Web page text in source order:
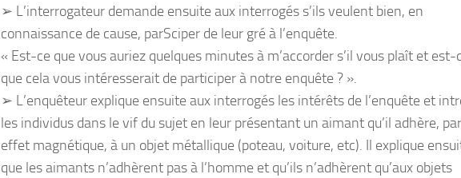
➢ L’interrogateur demande ensuite aux interrogés s’ils veulent bien, en
connaissance de cause, parSciper de leur gré à l’enquête.
« Est-ce que vous auriez quelques minutes à m’accorder s’il vous plaît et est-
que cela vous intéresserait de participer à notre enquête ? ».
➢ L’enquêteur explique ensuite aux interrogés les intérêts de l’enquête et
les individus dans le vif du sujet en leur présentant un aimant qu’il adhère, par
effet magnétique, à un objet métallique (poteau, voiture, etc). Il explique
que les aimants n’adhèrent pas à l’homme et qu’ils n’adhèrent qu’aux objets